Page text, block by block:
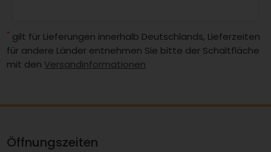
* gilt für Lieferungen innerhalb Deutschlands, Lieferzeiten
für andere Länder entnehmen Sie bitte der Schaltfläche
mit den Versandinformationen
Öffnungszeiten